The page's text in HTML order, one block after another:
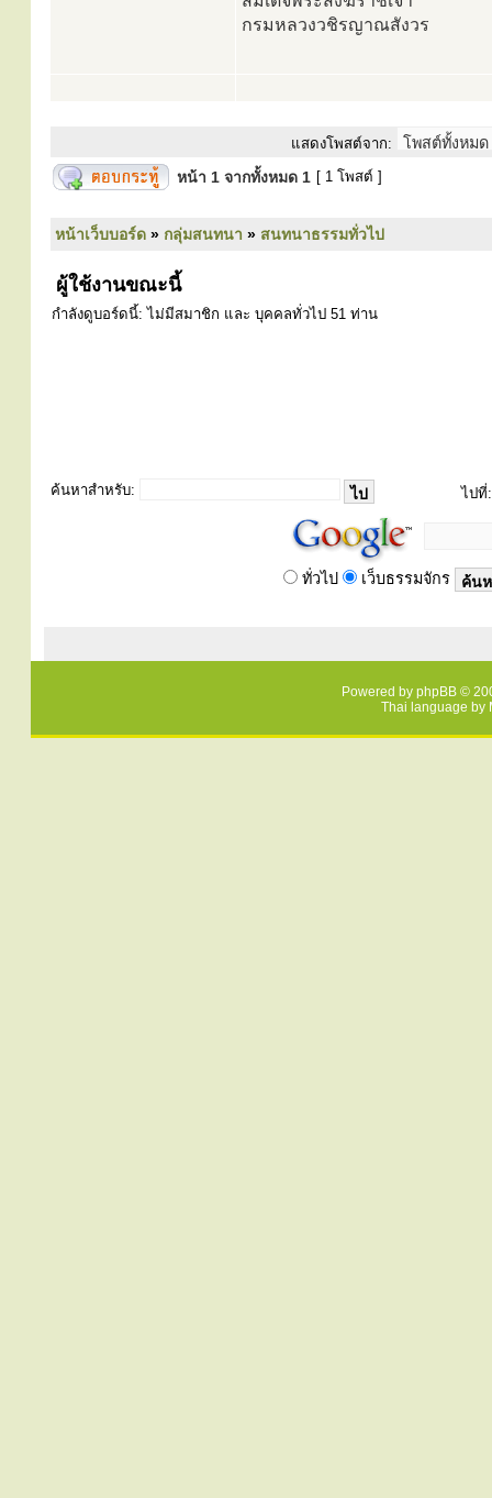
กรมหลวงวชิรญาณสังวร
แสดงโพสต์จาก:
หน้า 1 จากทั้งหมด 1 [ 1 โพสต์ ]
หน้าเว็บบอร์ด » กลุ่มสนทนา » สนทนาธรรมทั่วไป
ผู้ใช้งานขณะนี้
กำลังดูบอร์ดนี้: ไม่มีสมาชิก และ บุคคลทั่วไป 51 ท่าน
ค้นหาสำหรับ: ไปที่:
ทั่วไป เว็บธรรมจักร
Powered by phpBB ©
Thai language by